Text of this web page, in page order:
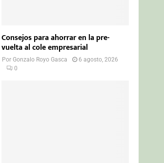
Consejos para ahorrar en la pre-
vuelta al cole empresarial
PorGonzalo Royo Gasca
6 agosto, 2026
0